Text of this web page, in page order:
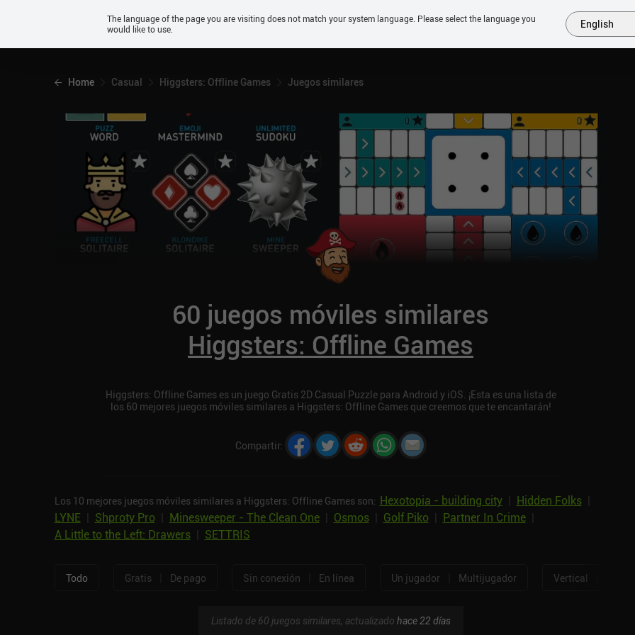
Android
PRÓXIMOS SIMILARES COLECCIONES TOP
Home Casual Higgsters: Offline Games Juegos similares
60 juegos móviles similares
Higgsters: Offline Games
Higgsters: Offline Games es un juego Gratis 2D Casual Puzzle para Android y iOS. ¡Esta es una lista de
los 60 mejores juegos móviles similares a Higgsters: Offline Games que creemos que te encantarán!
Compartir:
Los 10 mejores juegos móviles similares a Higgsters: Offline Games son: Hexotopia - building city| Hidden Folks|
LYNE| Shproty Pro Minesweeper - The Clean One| Osmos| Golf Piko Partner In Crime|
A Little to the Left: Drawers| SETTRIS
Todo Gratis De pago Sin conexión En línea Un jugador Multijugador Vertical
Listado de 60 juegos similares, actualizado hace 22 días
The language of the page you are visiting does not match your system language. Please select the language you
would like to use.
English